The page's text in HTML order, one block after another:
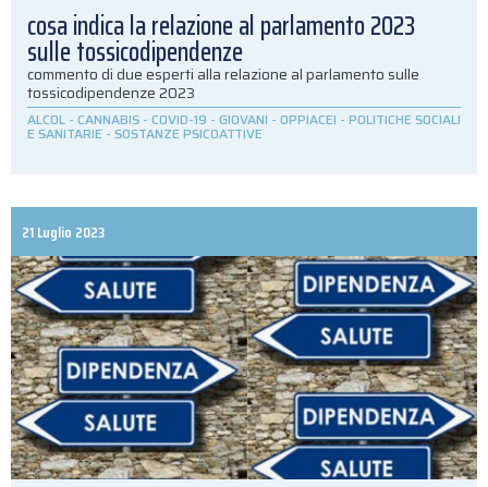
cosa indica la relazione al parlamento 2023
sulle tossicodipendenze
commento di due esperti alla relazione al parlamento sulle
tossicodipendenze 2023
ALCOL - CANNABIS - COVID-19 - GIOVANI - OPPIACEI - POLITICHE SOCIALI
E SANITARIE - SOSTANZE PSICOATTIVE
21 Luglio 2023